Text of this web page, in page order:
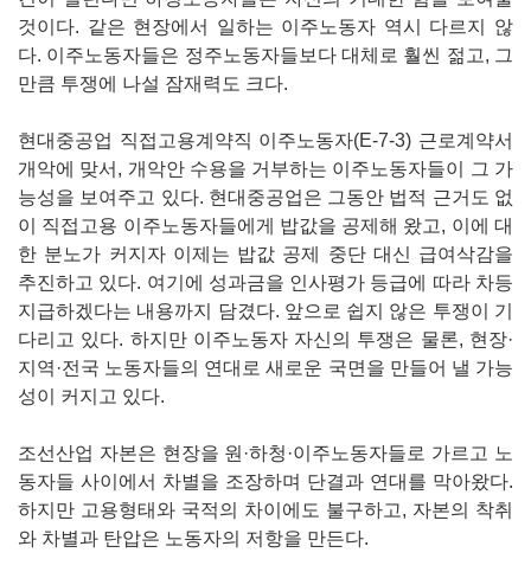
것이다. 같은 현장에서 일하는 이주노동자 역시 다르지 않
다. 이주노동자들은 정주노동자들보다 대체로 훨씬 젊고, 그
만큼 투쟁에 나설 잠재력도 크다.
현대중공업 직접고용계약직 이주노동자(E-7-3) 근로계약서
개악에 맞서, 개악안 수용을 거부하는 이주노동자들이 그 가
능성을 보여주고 있다. 현대중공업은 그동안 법적 근거도 없
이 직접고용 이주노동자들에게 밥값을 공제해 왔고, 이에 대
한 분노가 커지자 이제는 밥값 공제 중단 대신 급여삭감을
추진하고 있다. 여기에 성과금을 인사평가 등급에 따라 차등
지급하겠다는 내용까지 담겼다. 앞으로 쉽지 않은 투쟁이 기
다리고 있다. 하지만 이주노동자 자신의 투쟁은 물론, 현장·
지역·전국 노동자들의 연대로 새로운 국면을 만들어 낼 가능
성이 커지고 있다.
조선산업 자본은 현장을 원·하청·이주노동자들로 가르고 노
동자들 사이에서 차별을 조장하며 단결과 연대를 막아왔다.
하지만 고용형태와 국적의 차이에도 불구하고, 자본의 착취
와 차별과 탄압은 노동자의 저항을 만든다.